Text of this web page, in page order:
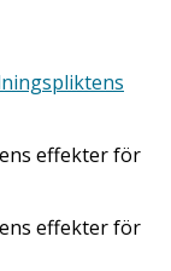
effekter för
effekter för